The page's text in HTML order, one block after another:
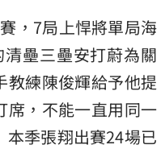
，7局上悍將單局海
壘三壘安打蔚為關
教練陳俊輝給予他提
席，不能一直用同一
季張翔出賽24場已